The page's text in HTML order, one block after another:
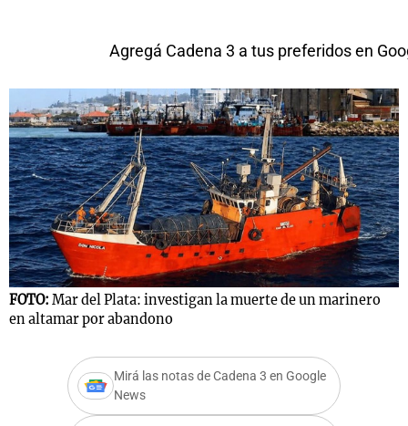
Agregá Cadena 3 a tus preferidos en
FOTO: Mar del Plata: investigan la muerte de un marinero
en altamar por abandono
Mirá las notas de Cadena 3 en Google
News